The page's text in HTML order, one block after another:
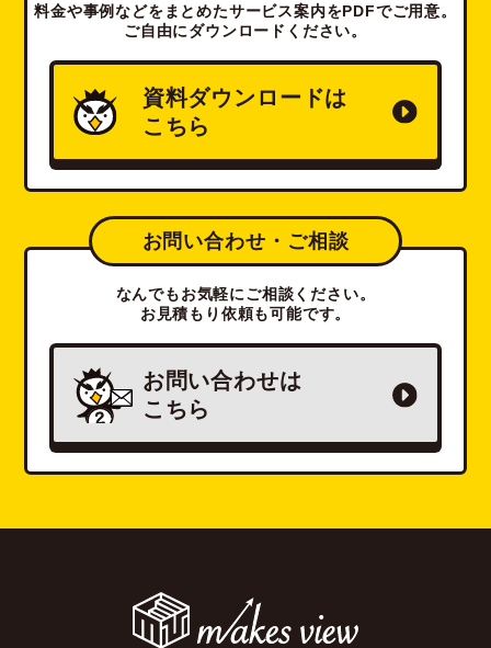
料金や事例などをまとめたサービス案内をPDFでご用意。
ご自由にダウンロードください。
資料ダウンロードは
こちら
お問い合わせ・ご相談
なんでもお気軽にご相談ください。
お見積もり依頼も可能です。
お問い合わせは
こちら